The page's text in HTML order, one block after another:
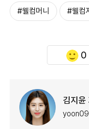
#웰컴머니 #웰컴
0
김지윤